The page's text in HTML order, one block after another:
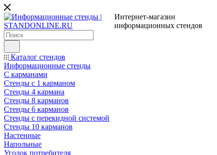
Интернет-магазин
информационных стендов
Каталог стендов
Информационные стенды
С карманами
Стенды с 1 карманом
Стенды 4 кармана
Стенды 8 карманов
Стенды 6 карманов
Стенды с перекидной системой
Стенды 10 карманов
Настенные
Напольные
Уголок потребителя